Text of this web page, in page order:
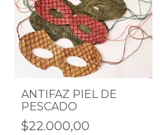
ANTIFAZ PIEL DE
PESCADO
$22.000,00